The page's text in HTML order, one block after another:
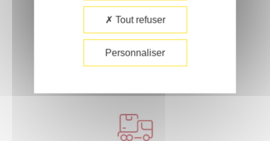
Paiement sécurisé
Tout refuser
Personnaliser